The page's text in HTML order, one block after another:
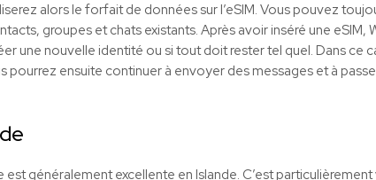
alors le forfait de données sur l’eSIM. Vous pouvez
groupes et chats existants. Après avoir inséré une eSIM,
une nouvelle identité ou si tout doit rester tel quel. Dans ce
pourrez ensuite continuer à envoyer des messages et à
généralement excellente en Islande. C’est